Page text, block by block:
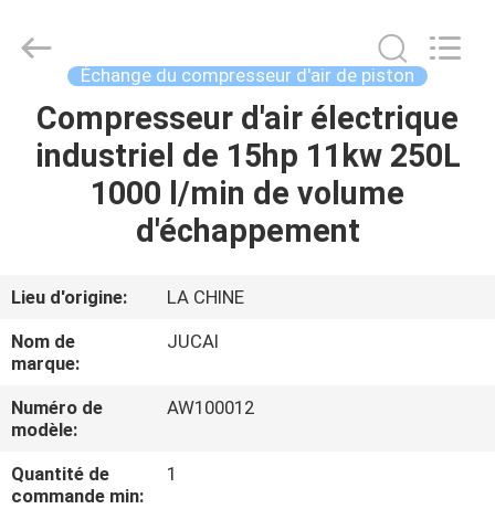
MAISON
PRODUITS
SUJET
DE
NOUS
VISITE
D'USINE
Enterprise
Management
Reserved.
Échange du compresseur d'air de piston
Compresseur d'air électrique
industriel de 15hp 11kw 250L
1000 l/min de volume
d'échappement
Lieu d'origine:
LA CHINE
Nom de
marque:
JUCAI
Numéro de
modèle:
AW100012
Quantité de
commande min:
1